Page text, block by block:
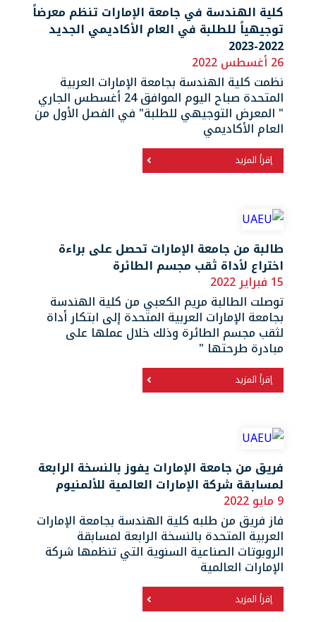
كلية الهندسة في جامعة الإمارات تنظم معرضاً
توجيهياً للطلبة في العام الأكاديمي الجديد
2022-2023
26 أغسطس 2022
نظمت كلية الهندسة بجامعة الإمارات العربية
المتحدة صباح اليوم الموافق 24 أغسطس الجاري
" المعرض التوجيهي للطلبة" في الفصل الأول من
العام الأكاديمي
إقرأ المزيد
طالبة من جامعة الإمارات تحصل على براءة
‏اختراع لأداة ثقب مجسم الطائرة
15 فبراير 2022
توصلت الطالبة مريم الكعبي من كلية الهندسة
‏بجامعة الإمارات العربية المتحدة إلى ابتكار أداة
‏لثقب مجسم الطائرة وذلك خلال عملها على
‏مبادرة طرحتها "
إقرأ المزيد
فريق من جامعة الإمارات يفوز بالنسخة الرابعة
لمسابقة شركة الإمارات العالمية للألمنيوم
9 مايو 2022
فاز فريق من طلبه كلية الهندسة بجامعة الإمارات
العربية المتحدة بالنسخة الرابعة لمسابقة
الروبوتات الصناعية السنوية التي تنظمها شركة
الإمارات العالمية
إقرأ المزيد